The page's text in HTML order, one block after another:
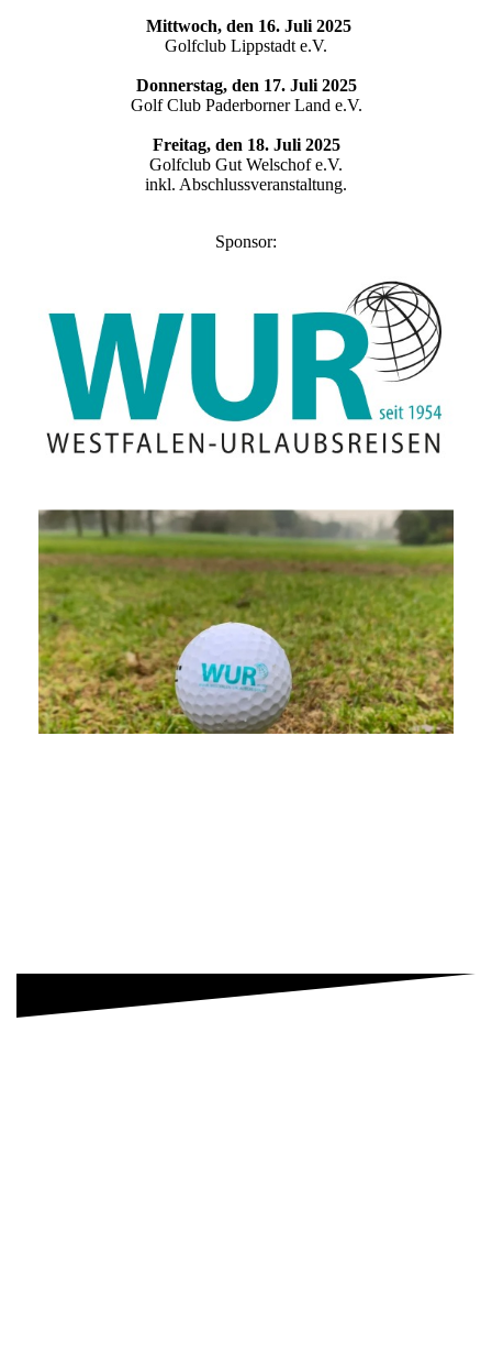
Mittwoch, den 16. Juli 2025
Golfclub Lippstadt e.V.
Donnerstag, den 17. Juli 2025
Golf Club Paderborner Land e.V.
Freitag, den 18. Juli 2025
Golfclub Gut Welschof e.V.
inkl. Abschlussveranstaltung.
Sponsor: